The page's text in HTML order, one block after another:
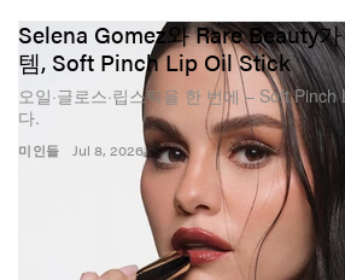
미인들
Selena Gomez와 Rare Beauty
템, Soft Pinch Lip Oil Stick
오일·글로스·립스틱을 한 번에 – Soft
다.
Jul 8, 2026